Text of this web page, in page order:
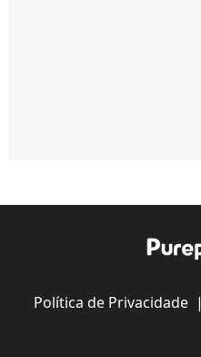
Política de Privacidade|